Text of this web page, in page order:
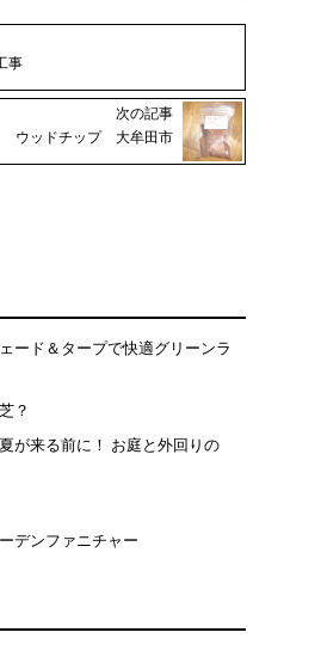
事
次の記事
ウッドチップ 大牟田市
ード＆タープで快適グリーンラ
？
が来る前に！ お庭と外回りの
デンファニチャー